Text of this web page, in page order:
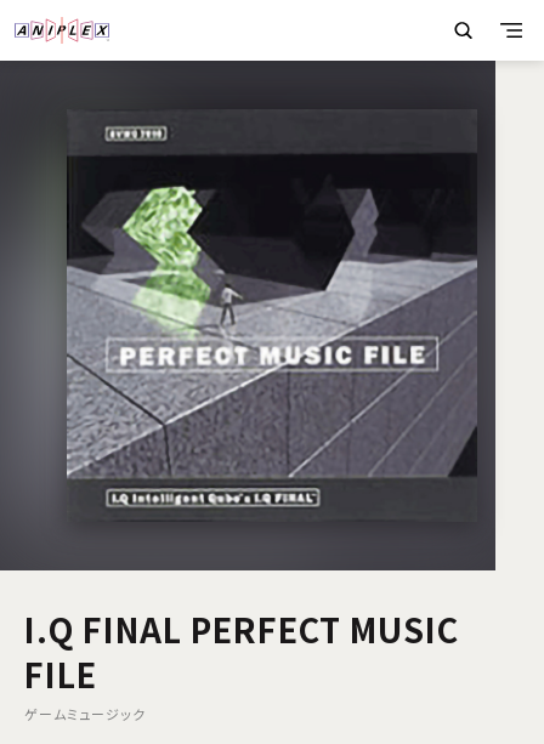
I.Q FINAL PERFECT MUSIC
FILE
ゲームミュージック